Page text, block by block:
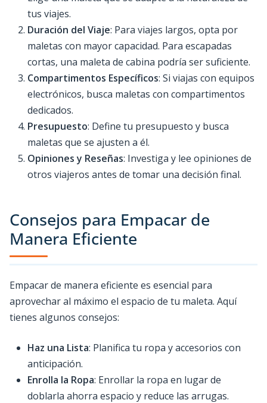
tus viajes.
Duración del Viaje: Para viajes largos, opta por
maletas con mayor capacidad. Para escapadas
cortas, una maleta de cabina podría ser suficiente.
Compartimentos Específicos: Si viajas con equipos
electrónicos, busca maletas con compartimentos
dedicados.
Presupuesto: Define tu presupuesto y busca
maletas que se ajusten a él.
Opiniones y Reseñas: Investiga y lee opiniones de
otros viajeros antes de tomar una decisión final.
Consejos para Empacar de
Manera Eficiente
Empacar de manera eficiente es esencial para
aprovechar al máximo el espacio de tu maleta. Aquí
tienes algunos consejos:
Haz una Lista: Planifica tu ropa y accesorios con
anticipación.
Enrolla la Ropa: Enrollar la ropa en lugar de
doblarla ahorra espacio y reduce las arrugas.